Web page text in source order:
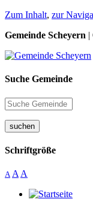
Zum Inhalt, zur
Gemeinde Scheyern |
Suche Gemeinde
suchen
Schriftgröße
A A A